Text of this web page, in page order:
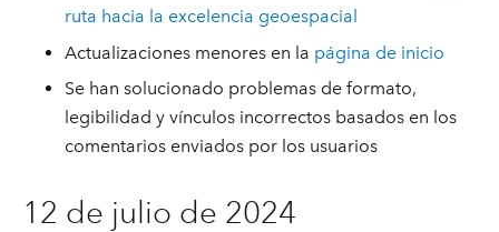
ruta hacia la excelencia geoespacial
Actualizaciones menores en la página de inicio
Se han solucionado problemas de formato,
legibilidad y vínculos incorrectos basados en los
comentarios enviados por los usuarios
12 de julio de 2024